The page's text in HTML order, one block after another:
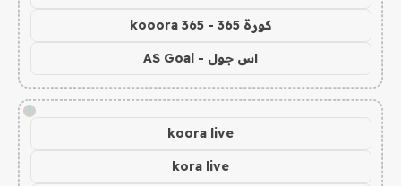
كورة 365 - kooora 365
اس جول - AS Goal
!
koora live
kora live